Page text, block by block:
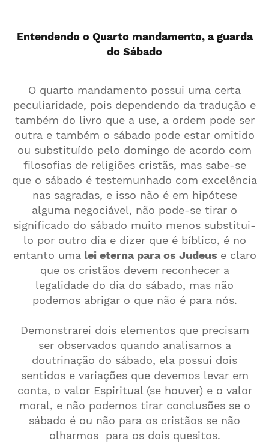
Entendendo o Quarto mandamento, a guarda
do Sábado
O quarto mandamento possui uma certa
peculiaridade, pois dependendo da tradução e
também do livro que a use, a ordem pode ser
outra e também o sábado pode estar omitido
ou substituído pelo domingo de acordo com
filosofias de religiões cristãs, mas sabe-se
que o sábado é testemunhado com excelência
nas sagradas, e isso não é em hipótese
alguma negociável, não pode-se tirar o
significado do sábado muito menos substitui-
lo por outro dia e dizer que é bíblico, é no
entanto umalei eterna para os Judeus e claro
que os cristãos devem reconhecer a
legalidade do dia do sábado, mas não
podemos abrigar o que não é para nós.
Demonstrarei dois elementos que precisam
ser observados quando analisamos a
doutrinação do sábado, ela possui dois
sentidos e variações que devemos levar em
conta, o valor Espiritual (se houver) e o valor
moral, e não podemos tirar conclusões se o
sábado é ou não para os cristãos se não
olharmos para os dois quesitos.